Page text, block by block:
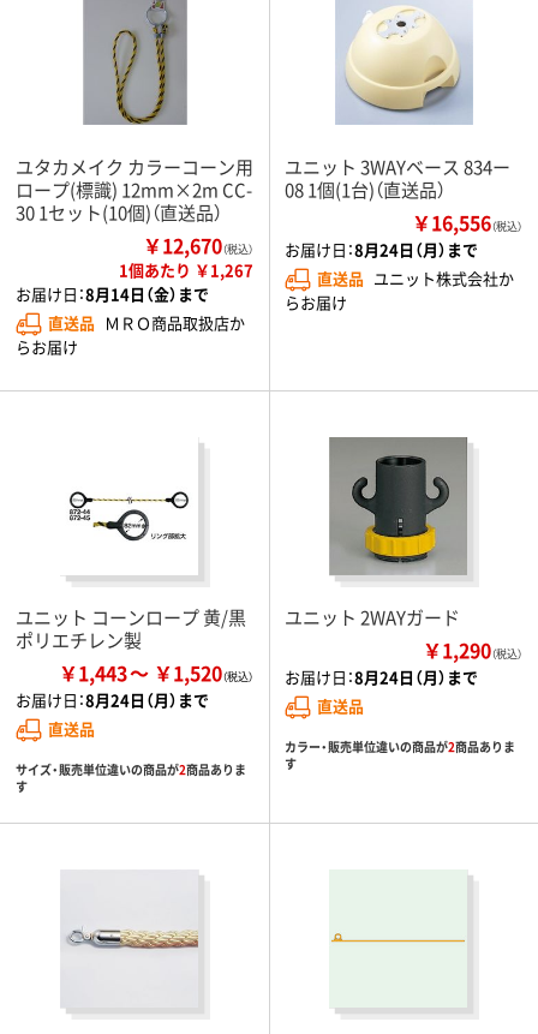
ユタカメイク カラーコーン用
ロープ(標識) 12mm×2m CC-
30 1セット(10個)（直送品）
￥12,670（税込）
1個あたり ￥1,267
お届け日：8月14日（金）まで
直送品 ＭＲＯ商品取扱店か
らお届け
ユニット 3WAYベース 834ー
08 1個(1台)（直送品）
￥16,556（税込）
お届け日：8月24日（月）まで
直送品 ユニット株式会社か
らお届け
ユニット コーンロープ 黄/黒
ポリエチレン製
￥1,443 ￥1,520
お届け日：8月24日（月）まで
直送品
サイズ・販売単位違いの商品が2商品ありま
す
ユニット 2WAYガード
￥1,290（税込）
お届け日：8月24日（月）まで
直送品
カラー・販売単位違いの商品が2商品ありま
す